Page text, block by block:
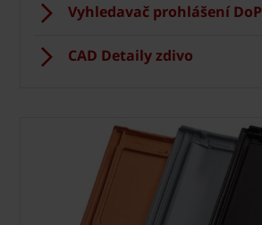
Vyhledavač prohlášení DoP
CAD Detaily zdivo